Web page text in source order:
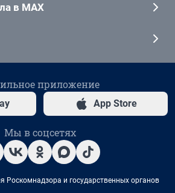
в MAX
приложение
App Store
Мы в соцсетях
Роскомнадзора и государственных органов